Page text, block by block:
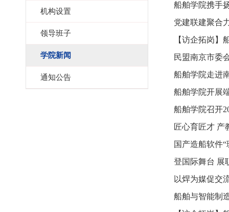
机构设置
领导班子
学院新闻
通知公告
船舶学院携手
党建联建聚合
【访企拓岗】
民盟南京市委
船舶学院走进
船舶学院开展
船舶学院召开
匠心育匠才 产
国产造船软件
登国际舞台 展
案例
以焊为媒促交
交流
船舶与智能制